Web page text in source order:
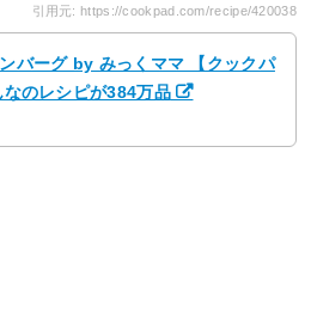
引用元: https://cookpad.com/recipe/420038
バーグ by みっくママ 【クックパ
のレシピが384万品